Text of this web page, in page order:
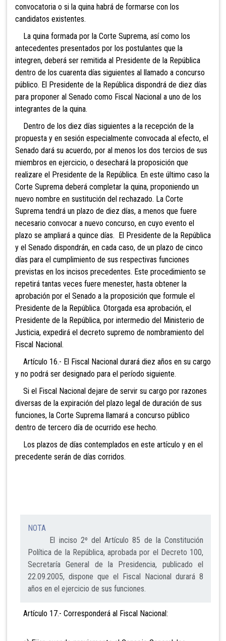
convocatoria o si la quina habrá de formarse con los
candidatos existentes.
La quina formada por la Corte Suprema, así como los
antecedentes presentados por los postulantes que la
integren, deberá ser remitida al Presidente de la República
dentro de los cuarenta días siguientes al llamado a concurso
público. El Presidente de la República dispondrá de diez días
para proponer al Senado como Fiscal Nacional a uno de los
integrantes de la quina.
Dentro de los diez días siguientes a la recepción de la
propuesta y en sesión especialmente convocada al efecto, el
Senado dará su acuerdo, por al menos los dos tercios de sus
miembros en ejercicio, o desechará la proposición que
realizare el Presidente de la República. En este último caso la
Corte Suprema deberá completar la quina, proponiendo un
nuevo nombre en sustitución del rechazado. La Corte
Suprema tendrá un plazo de diez días, a menos que fuere
necesario convocar a nuevo concurso, en cuyo evento el
plazo se ampliará a quince días. El Presidente de la República
y el Senado dispondrán, en cada caso, de un plazo de cinco
días para el cumplimiento de sus respectivas funciones
previstas en los incisos precedentes. Este procedimiento se
repetirá tantas veces fuere menester, hasta obtener la
aprobación por el Senado a la proposición que formule el
Presidente de la República. Otorgada esa aprobación, el
Presidente de la República, por intermedio del Ministerio de
Justicia, expedirá el decreto supremo de nombramiento del
Fiscal Nacional.
Artículo 16.- El Fiscal Nacional durará diez años en su cargo
y no podrá ser designado para el período siguiente.
Si el Fiscal Nacional dejare de servir su cargo por razones
diversas de la expiración del plazo legal de duración de sus
funciones, la Corte Suprema llamará a concurso público
dentro de tercero día de ocurrido ese hecho.
Los plazos de días contemplados en este artículo y en el
precedente serán de días corridos.
NOTA
El inciso 2º del Artículo 85 de la Constitución
Política de la República, aprobada por el Decreto 100,
Secretaría General de la Presidencia, publicado el
22.09.2005, dispone que el Fiscal Nacional durará 8
años en el ejercicio de sus funciones.
Artículo 17.- Corresponderá al Fiscal Nacional: